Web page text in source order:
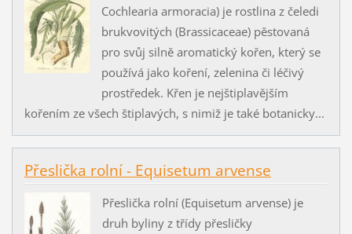
Cochlearia armoracia) je rostlina z čeledi
brukvovitých (Brassicaceae) pěstovaná
pro svůj silně aromatický kořen, který se
používá jako koření, zelenina či léčivý
prostředek. Křen je nejštiplavějším
kořením ze všech štiplavých, s nimiž je také botanicky...
Přeslička rolní - Equisetum arvense
Přeslička rolní (Equisetum arvense) je
druh byliny z třídy přesličky